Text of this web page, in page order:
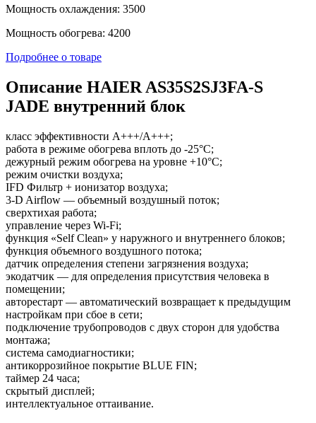
Мощность охлаждения: 3500
Мощность обогрева: 4200
Подробнее о товаре
Описание HAIER AS35S2SJ3FA-S
JADE внутренний блок
класс эффективности A+++/A+++;
работа в режиме обогрева вплоть до -25°С;
дежурный режим обогрева на уровне +10°С;
режим очистки воздуха;
IFD Фильтр + ионизатор воздуха;
3-D Airflow — объемный воздушный поток;
сверхтихая работа;
управление через Wi-Fi;
функция «Self Clean» у наружного и внутреннего блоков;
функция объемного воздушного потока;
датчик определения степени загрязнения воздуха;
экодатчик — для определения присутствия человека в
помещении;
авторестарт — автоматический возвращает к предыдущим
настройкам при сбое в сети;
подключение трубопроводов с двух сторон для удобства
монтажа;
система самодиагностики;
антикоррозийное покрытие BLUE FIN;
таймер 24 часа;
скрытый дисплей;
интеллектуальное оттаивание.